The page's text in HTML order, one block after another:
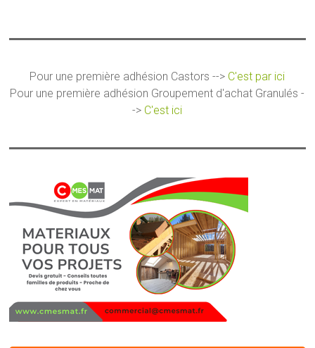
Pour une première adhésion Castors --> C'est par ici
Pour une première adhésion Groupement d'achat Granulés -
-> C'est ici